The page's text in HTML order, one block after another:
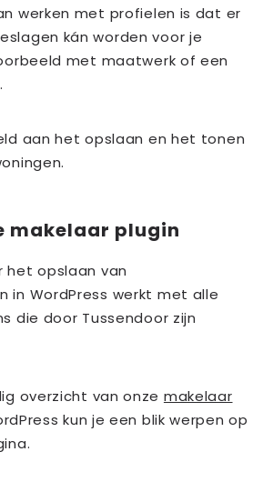
werken met profielen is dat er
kán worden voor je
met maatwerk of een
aan het opslaan en het tonen
makelaar plugin
het opslaan van
in WordPress werkt met alle
die door Tussendoor zijn
overzicht van onze makelaar
kun je een blik werpen op